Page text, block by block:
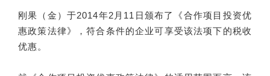
刚果（金）于2014年2月11日颁布了《合作项目投资优
惠政策法律》，符合条件的企业可享受该法项下的税收
优惠。